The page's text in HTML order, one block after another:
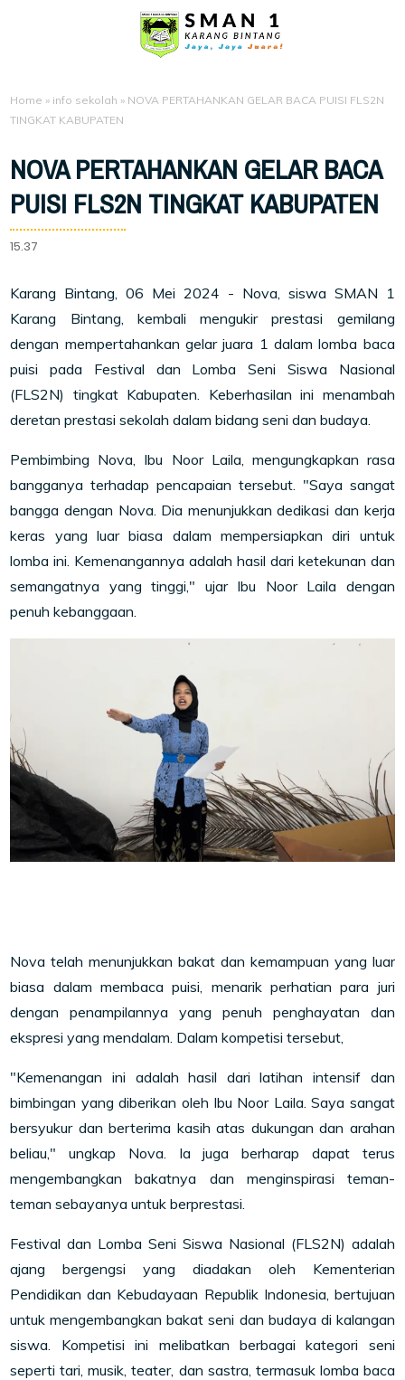
Home » info sekolah » NOVA PERTAHANKAN GELAR BACA PUISI FLS2N
TINGKAT KABUPATEN
NOVA PERTAHANKAN GELAR BACA
PUISI FLS2N TINGKAT KABUPATEN
15.37
Karang Bintang, 06 Mei 2024 - Nova, siswa SMAN 1
Karang Bintang, kembali mengukir prestasi gemilang
dengan mempertahankan gelar juara 1 dalam lomba baca
puisi pada Festival dan Lomba Seni Siswa Nasional
(FLS2N) tingkat Kabupaten. Keberhasilan ini menambah
deretan prestasi sekolah dalam bidang seni dan budaya.
Pembimbing Nova, Ibu Noor Laila, mengungkapkan rasa
bangganya terhadap pencapaian tersebut. "Saya sangat
bangga dengan Nova. Dia menunjukkan dedikasi dan kerja
keras yang luar biasa dalam mempersiapkan diri untuk
lomba ini. Kemenangannya adalah hasil dari ketekunan dan
semangatnya yang tinggi," ujar Ibu Noor Laila dengan
penuh kebanggaan.
Nova telah menunjukkan bakat dan kemampuan yang luar
biasa dalam membaca puisi, menarik perhatian para juri
dengan penampilannya yang penuh penghayatan dan
ekspresi yang mendalam. Dalam kompetisi tersebut,
"Kemenangan ini adalah hasil dari latihan intensif dan
bimbingan yang diberikan oleh Ibu Noor Laila. Saya sangat
bersyukur dan berterima kasih atas dukungan dan arahan
beliau," ungkap Nova. Ia juga berharap dapat terus
mengembangkan bakatnya dan menginspirasi teman-
teman sebayanya untuk berprestasi.
Festival dan Lomba Seni Siswa Nasional (FLS2N) adalah
ajang bergengsi yang diadakan oleh Kementerian
Pendidikan dan Kebudayaan Republik Indonesia, bertujuan
untuk mengembangkan bakat seni dan budaya di kalangan
siswa. Kompetisi ini melibatkan berbagai kategori seni
seperti tari, musik, teater, dan sastra, termasuk lomba baca